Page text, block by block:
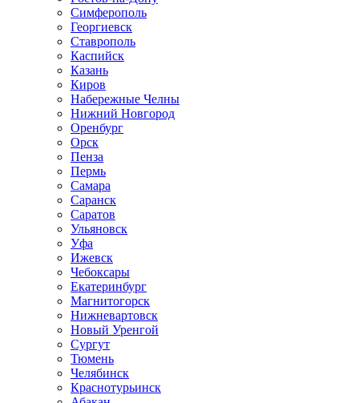
Симферополь
Георгиевск
Ставрополь
Каспийск
Казань
Киров
Набережные Челны
Нижний Новгород
Оренбург
Орск
Пенза
Пермь
Самара
Саранск
Саратов
Ульяновск
Уфа
Ижевск
Чебоксары
Екатеринбург
Магнитогорск
Нижневартовск
Новый Уренгой
Сургут
Тюмень
Челябинск
Краснотурьинск